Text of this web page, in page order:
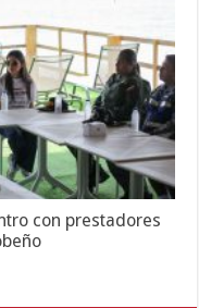
con prestadores